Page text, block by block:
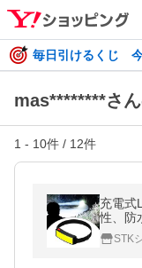
毎日引けるくじ
mas********さ
1 - 10件 / 12件
充電式
性、防
夜間、
STK